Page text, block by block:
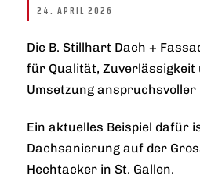
24. APRIL 2026
Die B. Stillhart Dach +
für Qualität, Zuverlässigkeit
Umsetzung anspruchsvoller
Ein aktuelles Beispiel dafür
Dachsanierung auf der
Hechtacker in St. Gallen.